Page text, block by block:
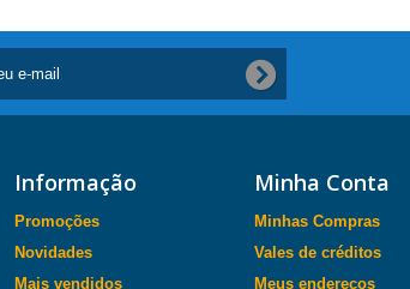
Informação
Promoções
Novidades
Mais vendidos
Minha Conta
Minhas Compras
Vales de créditos
Meus endereços